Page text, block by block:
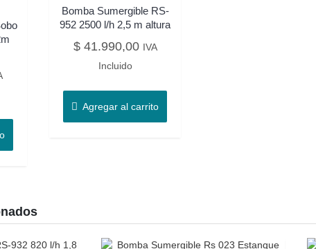
Bomba Sumergible RS-
952 2500 l/h 2,5 m altura
$41.990,00 IVA
Incluido
Agregar al carrito